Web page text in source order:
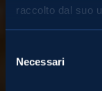
raccolto dal suo
delNecessari
Torta